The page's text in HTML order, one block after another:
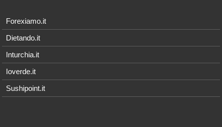
Forexiamo.it
Dietando.it
Inturchia.it
Ioverde.it
Sushipoint.it